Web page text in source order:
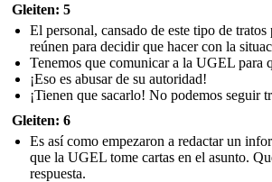
Gleiten: 5
El personal, cansado de este tipo de
reúnen para decidir que hacer con la
Tenemos que comunicar a la UGEL para
¡Eso es abusar de su autoridad!
¡Tienen que sacarlo! No podemos seguir
Gleiten: 6
Es así como empezaron a redactar un
que la UGEL tome cartas en el asunto.
respuesta.